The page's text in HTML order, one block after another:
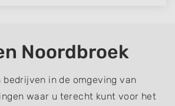
Noordbroek
bedrijven in de omgeving van
waar u terecht kunt voor het